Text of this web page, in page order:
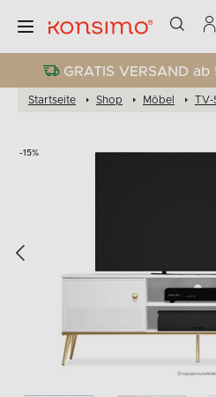
GRATIS VERSAND
Startseite Shop Möbel TV-
-15%